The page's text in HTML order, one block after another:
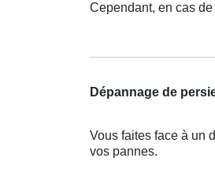
Cependant, en cas
Dépannage de
Vous faites face à un
vos pannes.